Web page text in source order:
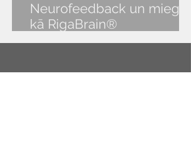
Neurofeedback un miegs:
kā RigaBrain®
NeurOptimal® palīdz atgūt